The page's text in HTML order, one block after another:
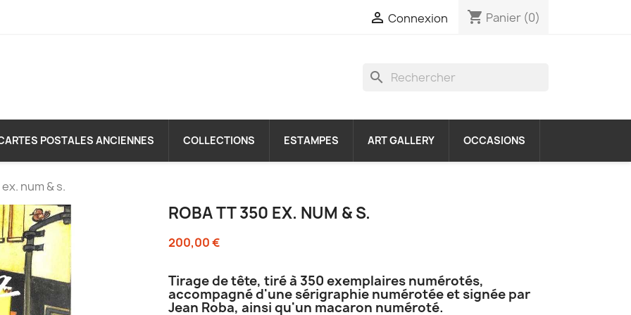
 Connexion shopping_cart Panier (0)
search
POSTALES ANCIENNES COLLECTIONS ESTAMPES ART GALLERY OCCASIONS
num & s.
ROBA TT 350 EX. NUM & S.
200,00 €
Tirage de tête, tiré à 350 exemplaires numérotés,
accompagné d'une sérigraphie numérotée et signée par
Jean Roba, ainsi qu'un macaron numéroté.